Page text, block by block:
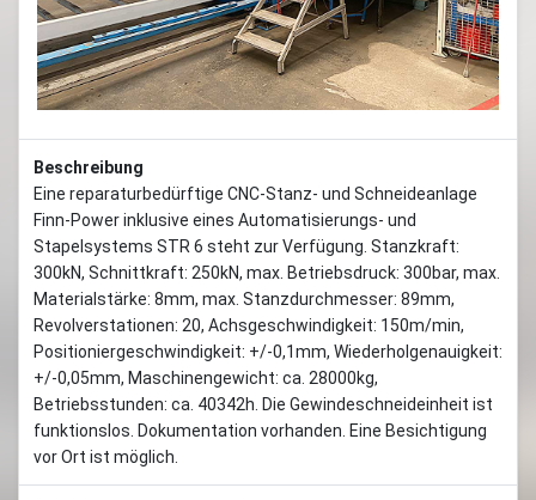
Beschreibung
Eine reparaturbedürftige CNC-Stanz- und Schneideanlage
Finn-Power inklusive eines Automatisierungs- und
Stapelsystems STR 6 steht zur Verfügung. Stanzkraft:
300kN, Schnittkraft: 250kN, max. Betriebsdruck: 300bar, max.
Materialstärke: 8mm, max. Stanzdurchmesser: 89mm,
Revolverstationen: 20, Achsgeschwindigkeit: 150m/min,
Positioniergeschwindigkeit: +/-0,1mm, Wiederholgenauigkeit:
+/-0,05mm, Maschinengewicht: ca. 28000kg,
Betriebsstunden: ca. 40342h. Die Gewindeschneideinheit ist
funktionslos. Dokumentation vorhanden. Eine Besichtigung
vor Ort ist möglich.